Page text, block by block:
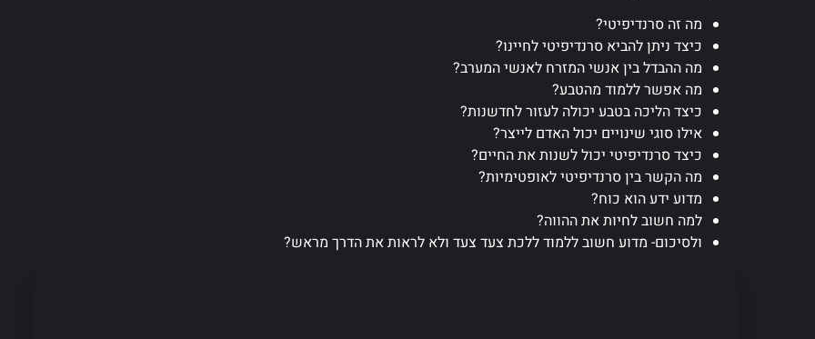
מה זה סרנדיפיטי?
כיצד ניתן להביא סרנדיפיטי לחיינו?
מה ההבדל בין אנשי המזרח לאנשי המערב?
מה אפשר ללמוד מהטבע?
כיצד הליכה בטבע יכולה לעזור לחדשנות?
אילו סוגי שינויים יכול האדם לייצר?
כיצד סרנדיפיטי יכול לשנות את החיים?
מה הקשר בין סרנדיפיטי לאופטימיות?
מדוע ידע הוא כוח?
למה חשוב לחיות את ההווה?
ולסיכום- מדוע חשוב ללמוד ללכת צעד צעד ולא לראות את הדרך מראש?